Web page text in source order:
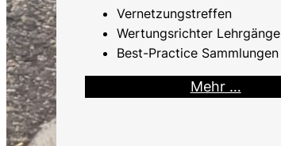
Vernetzungstreffen
Wertungsrichter Lehrgänge
Best-Practice Sammlungen
Mehr …